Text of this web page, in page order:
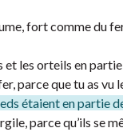
fort comme du
et les orteils en
parce que tu as vu
étaient en partie
parce qu’ils se